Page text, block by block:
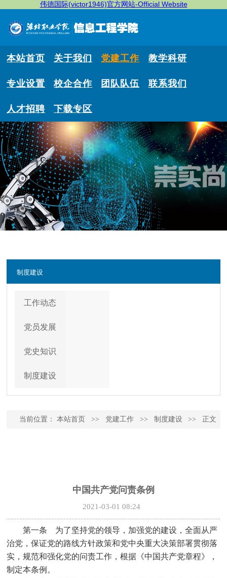
伟德国际(victor1946)官方网站-Official Website
本站首页 关于我们 党建工作 教学科研
专业设置 校企合作 团队队伍 联系我们
人才招聘 下载专区
制度建设
工作动态
党员发展
党史知识
制度建设
当前位置： 本站首页 >> 党建工作 >> 制度建设 >> 正文
中国共产党问责条例
2021-03-01 08:24
第一条 为了坚持党的领导，加强党的建设，全面从严
治党，保证党的路线方针政策和党中央重大决策部署贯彻落
实，规范和强化党的问责工作，根据《中国共产党章程》，
制定本条例。